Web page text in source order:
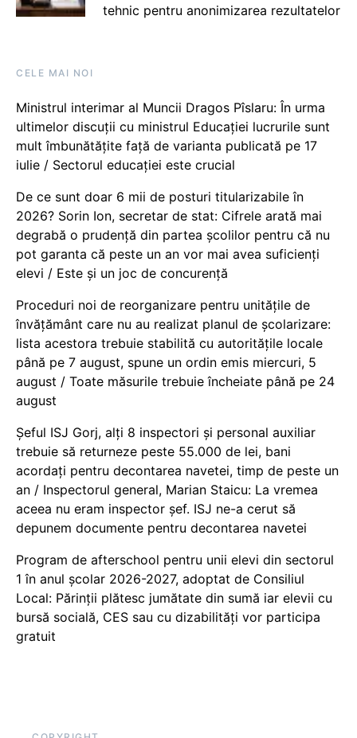
tehnic pentru anonimizarea rezultatelor
CELE MAI NOI
Ministrul interimar al Muncii Dragos Pîslaru: În urma
ultimelor discuții cu ministrul Educației lucrurile sunt
mult îmbunătățite față de varianta publicată pe 17
iulie / Sectorul educației este crucial
De ce sunt doar 6 mii de posturi titularizabile în
2026? Sorin Ion, secretar de stat: Cifrele arată mai
degrabă o prudență din partea școlilor pentru că nu
pot garanta că peste un an vor mai avea suficienți
elevi / Este și un joc de concurență
Proceduri noi de reorganizare pentru unitățile de
învățământ care nu au realizat planul de școlarizare:
lista acestora trebuie stabilită cu autoritățile locale
până pe 7 august, spune un ordin emis miercuri, 5
august / Toate măsurile trebuie încheiate până pe 24
august
Șeful ISJ Gorj, alți 8 inspectori și personal auxiliar
trebuie să returneze peste 55.000 de lei, bani
acordați pentru decontarea navetei, timp de peste un
an / Inspectorul general, Marian Staicu: La vremea
aceea nu eram inspector șef. ISJ ne-a cerut să
depunem documente pentru decontarea navetei
Program de afterschool pentru unii elevi din sectorul
1 în anul școlar 2026-2027, adoptat de Consiliul
Local: Părinții plătesc jumătate din sumă iar elevii cu
bursă socială, CES sau cu dizabilităţi vor participa
gratuit